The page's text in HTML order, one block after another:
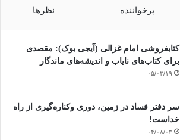
پرخواننده نظرها
کتابفروشی امام غزالی (آیجی بوک): مقصدی
برای کتاب‌های نایاب و اندیشه‌های ماندگار
۰۵/۰۳/۱۹
سر دفتر فساد در زمین‌، دوری وکناره‌گیری از راه
خداست‌!
۰۴/۰۸/۰۳